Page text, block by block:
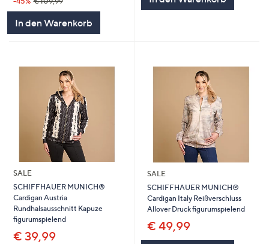
In den Warenkorb
SALE
SCHIFFHAUER MUNICH®
Cardigan Austria
Rundhalsausschnitt Kapuze
figurumspielend
€ 39,99
SALE
SCHIFFHAUER MUNICH®
Cardigan Italy Reißverschluss
Allover Druck figurumspielend
€ 49,99